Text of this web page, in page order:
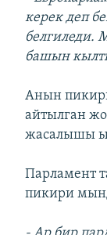
керек деп
белгиледи.
башын
Анын
айтылган
жасалышы
Парламент
пикири